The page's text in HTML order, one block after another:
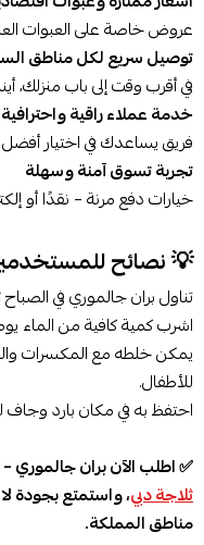
عروض خاصة على العبوات
توصيل سريع لكل مناطق
في أقرب وقت إلى باب منزلك،
خدمة عملاء راقية واحترافية
فريق يساعدك في اختيار
تجربة تسوق آمنة وسهلة
خيارات دفع مرنة – نقدًا أو
💡 نصائح
تناول بران جالموري في
اشرب كمية كافية من الماء
يمكن خلطه مع المكسرات
للأطفال.
احتفظ به في مكان بارد
✅ اطلب الآن بران جالموري
ثلاجة دبي، واستمتع
مناطق المملكة.